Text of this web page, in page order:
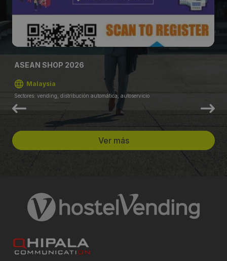
ASEAN SHOP 2026
Malaysia
Sectores: vending, distribución automática, autoservicio
Ver más